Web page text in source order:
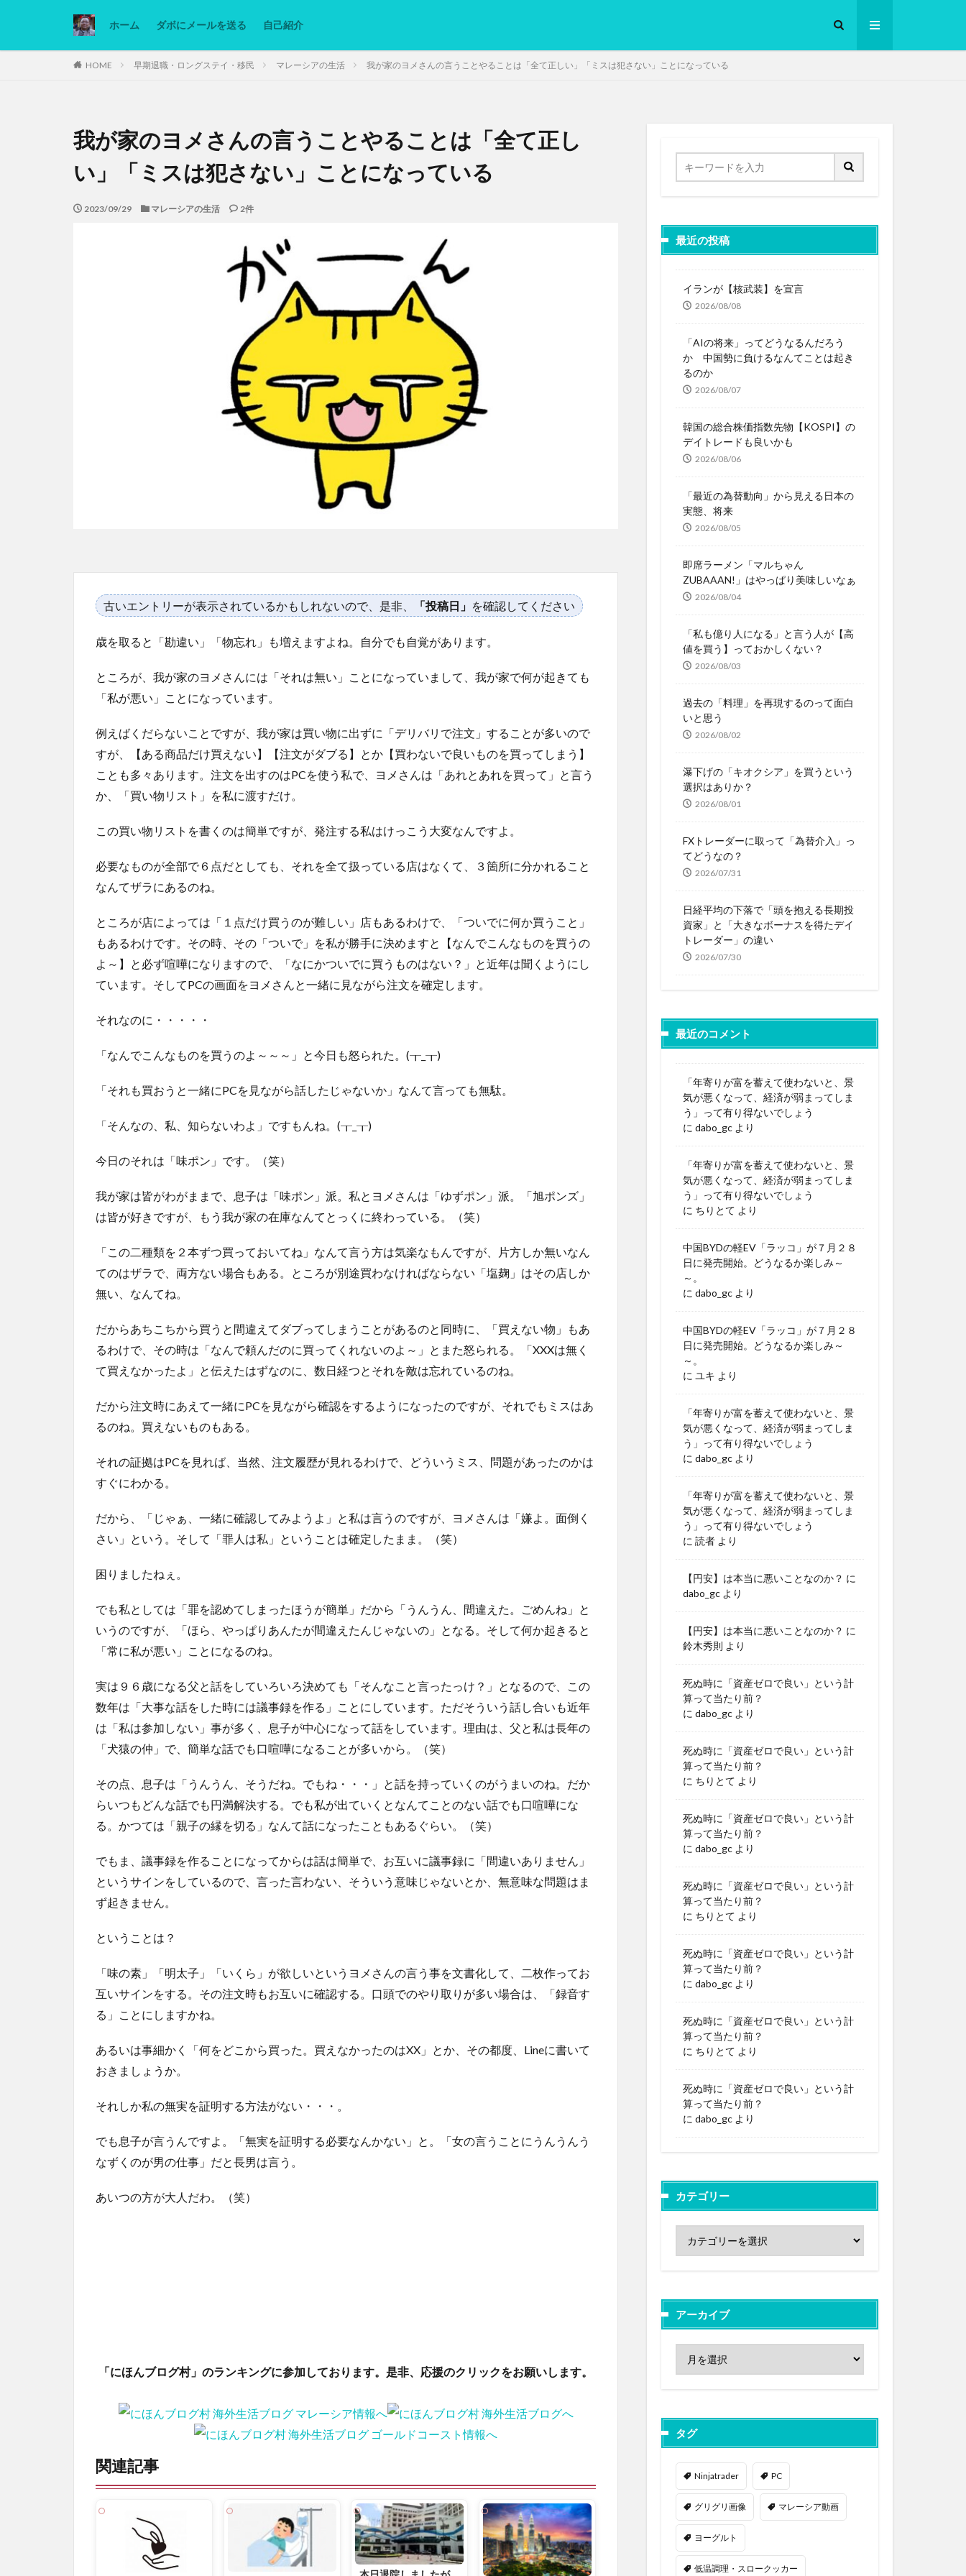
ホーム ダボにメールを送る 自己紹介
HOME 早期退職・ロングステイ・移民 マレーシアの生活 我が家のヨメさんの言うことやることは「全て正しい」「ミスは犯さない」ことになっている
我が家のヨメさんの言うことやることは「全て正し
い」「ミスは犯さない」ことになっている
2023/09/29 マレーシアの生活 2件
古いエントリーが表示されているかもしれないので、是非、 「投稿日」 を確認してください
歳を取ると「勘違い」「物忘れ」も増えますよね。自分でも自覚があります。
ところが、我が家のヨメさんには「それは無い」ことになっていまして、我が家で何が起きても
「私が悪い」ことになっています。
例えばくだらないことですが、我が家は買い物に出ずに「デリバリで注文」することが多いので
すが、【ある商品だけ買えない】【注文がダブる】とか【買わないで良いものを買ってしまう】
ことも多々あります。注文を出すのはPCを使う私で、ヨメさんは「あれとあれを買って」と言う
か、「買い物リスト」を私に渡すだけ。
この買い物リストを書くのは簡単ですが、発注する私はけっこう大変なんですよ。
必要なものが全部で６点だとしても、それを全て扱っている店はなくて、３箇所に分かれること
なんてザラにあるのね。
ところが店によっては「１点だけ買うのが難しい」店もあるわけで、「ついでに何か買うこと」
もあるわけです。その時、その「ついで」を私が勝手に決めますと【なんでこんなものを買うの
よ～】と必ず喧嘩になりますので、「なにかついでに買うものはない？」と近年は聞くようにし
ています。そしてPCの画面をヨメさんと一緒に見ながら注文を確定します。
それなのに・・・・・
「なんでこんなものを買うのよ～～～」と今日も怒られた。(┰_┰)
「それも買おうと一緒にPCを見ながら話したじゃないか」なんて言っても無駄。
「そんなの、私、知らないわよ」ですもんね。(┰_┰)
今日のそれは「味ポン」です。（笑）
我が家は皆がわがままで、息子は「味ポン」派。私とヨメさんは「ゆずポン」派。「旭ポンズ」
は皆が好きですが、もう我が家の在庫なんてとっくに終わっている。（笑）
「この二種類を２本ずつ買っておいてね」なんて言う方は気楽なもんですが、片方しか無いなん
てのはザラで、両方ない場合もある。ところが別途買わなければならない「塩麹」はその店しか
無い、なんてね。
だからあちこちから買うと間違えてダブってしまうことがあるのと同時に、「買えない物」もあ
るわけで、その時は「なんで頼んだのに買ってくれないのよ～」とまた怒られる。「XXXは無く
て買えなかったよ」と伝えたはずなのに、数日経つとそれを敵は忘れているのね。
だから注文時にあえて一緒にPCを見ながら確認をするようになったのですが、それでもミスはあ
るのね。買えないものもある。
それの証拠はPCを見れば、当然、注文履歴が見れるわけで、どういうミス、問題があったのかは
すぐにわかる。
だから、「じゃぁ、一緒に確認してみようよ」と私は言うのですが、ヨメさんは「嫌よ。面倒く
さい」という。そして「罪人は私」ということは確定したまま。（笑）
困りましたねぇ。
でも私としては「罪を認めてしまったほうが簡単」だから「うんうん、間違えた。ごめんね」と
いうのですが、「ほら、やっぱりあんたが間違えたんじゃないの」となる。そして何か起きると
「常に私が悪い」ことになるのね。
実は９６歳になる父と話をしていろいろ決めても「そんなこと言ったっけ？」となるので、この
数年は「大事な話をした時には議事録を作る」ことにしています。ただそういう話し合いも近年
は「私は参加しない」事が多く、息子が中心になって話をしています。理由は、父と私は長年の
「犬猿の仲」で、簡単な話でも口喧嘩になることが多いから。（笑）
その点、息子は「うんうん、そうだね。でもね・・・」と話を持っていくのがうまいのね。だか
らいつもどんな話でも円満解決する。でも私が出ていくとなんてことのない話でも口喧嘩にな
る。かつては「親子の縁を切る」なんて話になったこともあるぐらい。（笑）
でもま、議事録を作ることになってからは話は簡単で、お互いに議事録に「間違いありません」
というサインをしているので、言った言わない、そういう意味じゃないとか、無意味な問題はま
ず起きません。
ということは？
「味の素」「明太子」「いくら」が欲しいというヨメさんの言う事を文書化して、二枚作ってお
互いサインをする。その注文時もお互いに確認する。口頭でのやり取りが多い場合は、「録音す
る」ことにしますかね。
あるいは事細かく「何をどこから買った。買えなかったのはXX」とか、その都度、Lineに書いて
おきましょうか。
それしか私の無実を証明する方法がない・・・。
でも息子が言うんですよ。「無実を証明する必要なんかない」と。「女の言うことにうんうんう
なずくのが男の仕事」だと長男は言う。
あいつの方が大人だわ。（笑）
「にほんブログ村」のランキングに参加しております。是非、応援のクリックをお願いします。
関連記事
最近の投稿
イランが【核武装】を宣言
2026/08/08
「AIの将来」ってどうなるんだろう
か 中国勢に負けるなんてことは起き
るのか
2026/08/07
韓国の総合株価指数先物【KOSPI】の
デイトレードも良いかも
2026/08/06
「最近の為替動向」から見える日本の
実態、将来
2026/08/05
即席ラーメン「マルちゃん
ZUBAAAN!」はやっぱり美味しいなぁ
2026/08/04
「私も億り人になる」と言う人が【高
値を買う】っておかしくない？
2026/08/03
過去の「料理」を再現するのって面白
いと思う
2026/08/02
瀑下げの「キオクシア」を買うという
選択はありか？
2026/08/01
FXトレーダーに取って「為替介入」っ
てどうなの？
2026/07/31
日経平均の下落で「頭を抱える長期投
資家」と「大きなボーナスを得たデイ
トレーダー」の違い
2026/07/30
最近のコメント
「年寄りが富を蓄えて使わないと、景
気が悪くなって、経済が弱まってしま
う」って有り得ないでしょう
に dabo_gc より
「年寄りが富を蓄えて使わないと、景
気が悪くなって、経済が弱まってしま
う」って有り得ないでしょう
に ちりとて より
中国BYDの軽EV「ラッコ」が７月２８
日に発売開始。どうなるか楽しみ～
～。
に dabo_gc より
中国BYDの軽EV「ラッコ」が７月２８
日に発売開始。どうなるか楽しみ～
～。
に ユキ より
「年寄りが富を蓄えて使わないと、景
気が悪くなって、経済が弱まってしま
う」って有り得ないでしょう
に dabo_gc より
「年寄りが富を蓄えて使わないと、景
気が悪くなって、経済が弱まってしま
う」って有り得ないでしょう
に 読者 より
【円安】は本当に悪いことなのか？ に
dabo_gc より
【円安】は本当に悪いことなのか？ に
鈴木秀則 より
死ぬ時に「資産ゼロで良い」という計
算って当たり前？
に dabo_gc より
死ぬ時に「資産ゼロで良い」という計
算って当たり前？
に ちりとて より
死ぬ時に「資産ゼロで良い」という計
算って当たり前？
に dabo_gc より
死ぬ時に「資産ゼロで良い」という計
算って当たり前？
に ちりとて より
死ぬ時に「資産ゼロで良い」という計
算って当たり前？
に dabo_gc より
死ぬ時に「資産ゼロで良い」という計
算って当たり前？
に ちりとて より
死ぬ時に「資産ゼロで良い」という計
算って当たり前？
に dabo_gc より
カテゴリー
アーカイブ
タグ
Ninjatrader PC
グリグリ画像 マレーシア動画
ヨーグルト
低温調理・スロークッカー
カテゴリー
Ninjatrader グリグリ画像 マレーシア動画 ヨーグルト
低糖質ダイエット
備忘録 日本人村社会